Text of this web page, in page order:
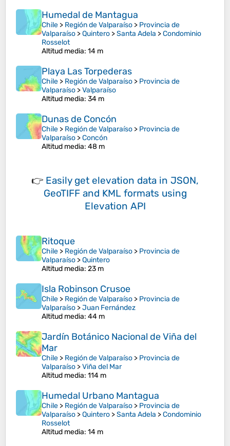
Humedal de Mantagua
Chile > Región de Valparaíso > Provincia de
Valparaíso >Quintero >Santa Adela >Condominio
Rosselot
Altitud media: 14 m
Playa Las Torpederas
Chile > Región de Valparaíso > Provincia de
Valparaíso >Valparaíso
Altitud media: 34 m
Dunas de Concón
Chile > Región de Valparaíso > Provincia de
Valparaíso >Concón
Altitud media: 48 m
👉 Easily get elevation data in JSON,
GeoTIFF and KML formats using
Elevation API
Ritoque
Chile > Región de Valparaíso > Provincia de
Valparaíso >Quintero
Altitud media: 23 m
Isla Robinson Crusoe
Chile > Región de Valparaíso > Provincia de
Valparaíso >Juan Fernández
Altitud media: 44 m
Jardín Botánico Nacional de Viña del
Mar
Chile > Región de Valparaíso > Provincia de
Valparaíso >Viña del Mar
Altitud media: 114 m
Humedal Urbano Mantagua
Chile > Región de Valparaíso > Provincia de
Valparaíso >Quintero >Santa Adela >Condominio
Rosselot
Altitud media: 14 m